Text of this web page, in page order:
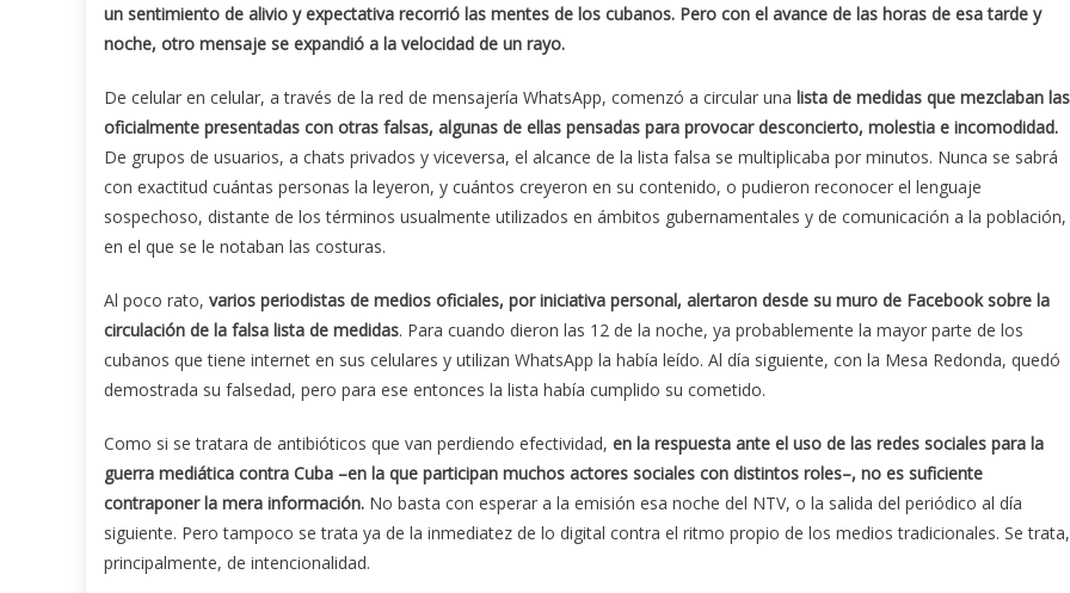
un sentimiento de alivio y expectativa recorrió las mentes de los cubanos. Pero con el avance de las horas de esa tarde y
noche, otro mensaje se expandió a la velocidad de un rayo.
De celular en celular, a través de la red de mensajería WhatsApp, comenzó a circular una lista de medidas que mezclaban las
oficialmente presentadas con otras falsas, algunas de ellas pensadas para provocar desconcierto, molestia e incomodidad.
De grupos de usuarios, a chats privados y viceversa, el alcance de la lista falsa se multiplicaba por minutos. Nunca se sabrá
con exactitud cuántas personas la leyeron, y cuántos creyeron en su contenido, o pudieron reconocer el lenguaje
sospechoso, distante de los términos usualmente utilizados en ámbitos gubernamentales y de comunicación a la población,
en el que se le notaban las costuras.
Al poco rato, varios periodistas de medios oficiales, por iniciativa personal, alertaron desde su muro de Facebook sobre la
circulación de la falsa lista de medidas. Para cuando dieron las 12 de la noche, ya probablemente la mayor parte de los
cubanos que tiene internet en sus celulares y utilizan WhatsApp la había leído. Al día siguiente, con la Mesa Redonda, quedó
demostrada su falsedad, pero para ese entonces la lista había cumplido su cometido.
Como si se tratara de antibióticos que van perdiendo efectividad, en la respuesta ante el uso de las redes sociales para la
guerra mediática contra Cuba –en la que participan muchos actores sociales con distintos roles–, no es suficiente
contraponer la mera información. No basta con esperar a la emisión esa noche del NTV, o la salida del periódico al día
siguiente. Pero tampoco se trata ya de la inmediatez de lo digital contra el ritmo propio de los medios tradicionales. Se trata,
principalmente, de intencionalidad.